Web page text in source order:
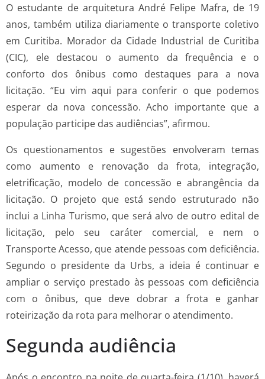
O estudante de arquitetura André Felipe Mafra, de 19
anos, também utiliza diariamente o transporte coletivo
em Curitiba. Morador da Cidade Industrial de Curitiba
(CIC), ele destacou o aumento da frequência e o
conforto dos ônibus como destaques para a nova
licitação. “Eu vim aqui para conferir o que podemos
esperar da nova concessão. Acho importante que a
população participe das audiências”, afirmou.
Os questionamentos e sugestões envolveram temas
como aumento e renovação da frota, integração,
eletrificação, modelo de concessão e abrangência da
licitação. O projeto que está sendo estruturado não
inclui a Linha Turismo, que será alvo de outro edital de
licitação, pelo seu caráter comercial, e nem o
Transporte Acesso, que atende pessoas com deficiência.
Segundo o presidente da Urbs, a ideia é continuar e
ampliar o serviço prestado às pessoas com deficiência
com o ônibus, que deve dobrar a frota e ganhar
roteirização da rota para melhorar o atendimento.
Segunda audiência